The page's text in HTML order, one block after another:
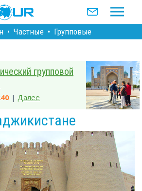
• Частные • Групповые
групповой
| Далее